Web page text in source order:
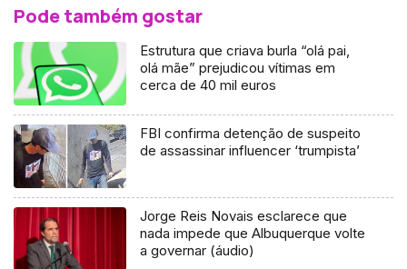
Pode também gostar
Estrutura que criava burla “olá pai,
olá mãe” prejudicou vítimas em
cerca de 40 mil euros
FBI confirma detenção de suspeito
de assassinar influencer ‘trumpista’
Jorge Reis Novais esclarece que
nada impede que Albuquerque volte
a governar (áudio)